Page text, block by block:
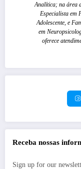
Analítica; na área
Especialista em
Adolescente, e
em
oferece
Receba nossas
Sign up for our